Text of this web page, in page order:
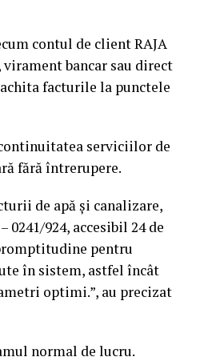
contul de client RAJA
bancar sau direct
facturile la punctele
serviciilor de
fără întrerupere.
de apă și canalizare,
924, accesibil 24 de
pentru
în sistem, astfel încât
optimi.”, au precizat
normal de lucru.